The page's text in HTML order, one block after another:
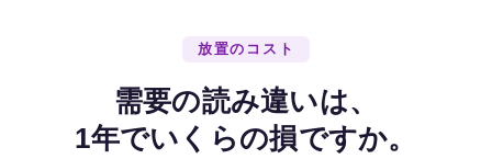
放置のコスト
需要の読み違いは、
1年でいくらの損ですか。